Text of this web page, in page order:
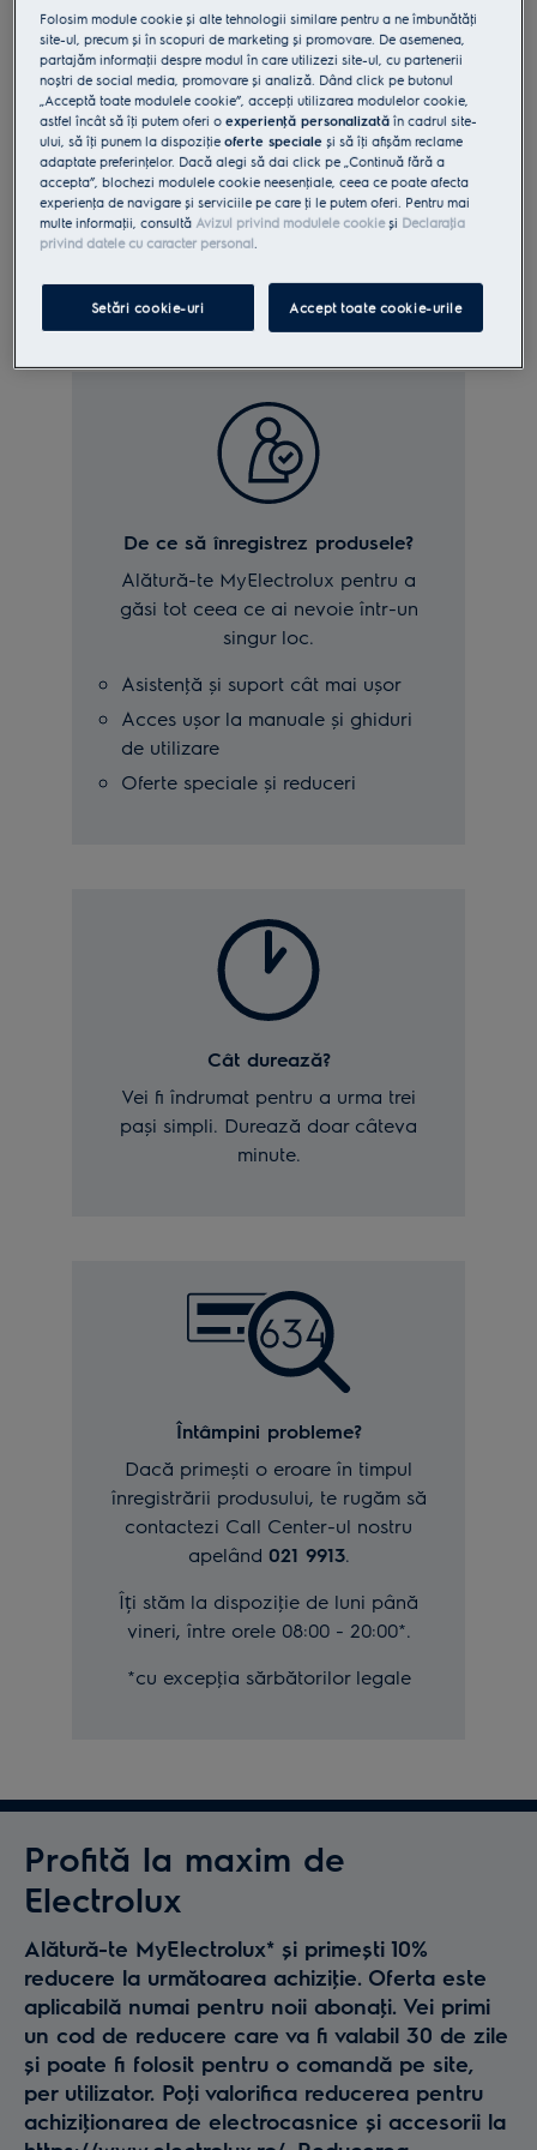
jos
codul
modelului
sau
numărul
produsului
(PNC)
sau
o
fotografie
cu
plăcuta
de
inmatriculare
a
produsului.
Unde găsesc plăcuţa pe produsul meu?
Cum sa fotografiezi placuţa de identificare
sau
Adaugă informaţia manual
De ce să înregistrez produsele?
Alătură-te MyElectrolux pentru a
găsi tot ceea ce ai nevoie într-un
singur loc.
Asistenţă și suport cât mai ușor
Acces ușor la manuale și ghiduri
de utilizare
Oferte speciale și reduceri
Cât durează?
Vei fi îndrumat pentru a urma trei
pași simpli. Durează doar câteva
minute.
Întâmpini probleme?
Dacă primești o eroare în timpul
înregistrării produsului, te rugăm să
contactezi Call Center-ul nostru
apelând 021 9913.
Îți stăm la dispoziţie de luni până
vineri, între orele 08:00 - 20:00*.
*cu excepţia sărbătorilor legale
Profită la maxim de
Electrolux
Alătură-te MyElectrolux* și primești 10%
reducere la următoarea achiziţie. Oferta este
aplicabilă numai pentru noii abonaţi. Vei primi
un cod de reducere care va fi valabil 30 de zile
și poate fi folosit pentru o comandă pe site,
per utilizator. Poţi valorifica reducerea pentru
achiziţionarea de electrocasnice și accesorii la
Folosim module cookie și alte tehnologii similare pentru a ne îmbunătăţi
site-ul, precum și în scopuri de marketing și promovare. De asemenea,
partajăm informaţii despre modul în care utilizezi site-ul, cu partenerii
noștri de social media, promovare și analiză. Dând click pe butonul
„Acceptă toate modulele cookie”, accepţi utilizarea modulelor cookie,
astfel încât să îţi putem oferi oexperienţă personalizată în cadrul site-
ului, să îţi punem la dispoziţieoferte speciale și să îţi afișăm reclame
adaptate preferinţelor. Dacă alegi să dai click pe „Continuă fără a
accepta”, blochezi modulele cookie neesenţiale, ceea ce poate afecta
experienţa de navigare și serviciile pe care ţi le putem oferi. Pentru mai
multe informaţii, consultă Avizul privind modulele cookieși Declaraţia
privind datele cu caracter personal.
Setări cookie-uri Accept toate cookie-urile